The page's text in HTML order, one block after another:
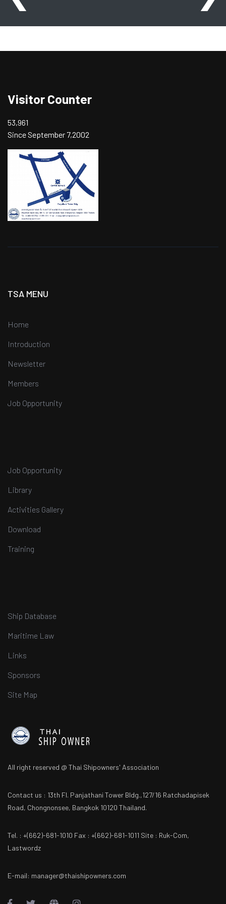
Visitor Counter
53,961
Since September 7,2002
TSA MENU
Home
Introduction
Newsletter
Members
Job Opportunity
Job Opportunity
Library
Activities Gallery
Download
Training
Ship Database
Maritime Law
Links
Sponsors
Site Map
All right reserved @ Thai Shipowners' Association
Contact us : 13th Fl. Panjathani Tower Bldg.,127/16 Ratchadapisek
Road, Chongnonsee, Bangkok 10120 Thailand.
Tel. : +(662)-681-1010 Fax : +(662)-681-1011 Site : Ruk-Com,
Lastwordz
E-mail: manager@thaishipowners.com